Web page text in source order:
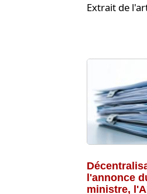
Extrait de
l'annonce
ministre,